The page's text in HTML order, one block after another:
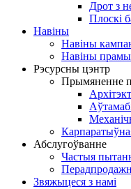
Дрот з
Плоскі
Навіны
Навіны
Навіны
Рэсурсны цэнтр
Прымяненне
Абслугоўванне
Частыя
Звяжыцеся з намі